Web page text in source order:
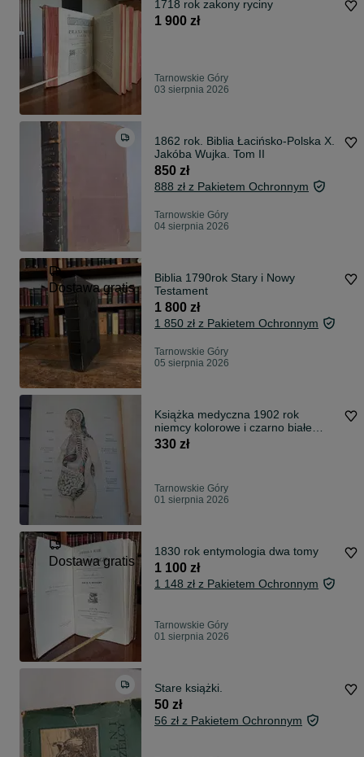
1718 rok zakony ryciny
1 900 zł
Tarnowskie Góry
03 sierpnia 2026
1862 rok. Biblia Łacińsko-Polska X.
Jakóba Wujka. Tom II
850 zł
888 zł z Pakietem Ochronnym
Tarnowskie Góry
04 sierpnia 2026
Dostawa gratis
Biblia 1790rok Stary i Nowy
Testament
1 800 zł
1 850 zł z Pakietem Ochronnym
Tarnowskie Góry
05 sierpnia 2026
Książka medyczna 1902 rok
niemcy kolorowe i czarno białe
ilustracje 1118 stron
330 zł
Tarnowskie Góry
01 sierpnia 2026
Dostawa gratis
1830 rok entymologia dwa tomy
1 100 zł
1 148 zł z Pakietem Ochronnym
Tarnowskie Góry
01 sierpnia 2026
Stare książki.
50 zł
56 zł z Pakietem Ochronnym